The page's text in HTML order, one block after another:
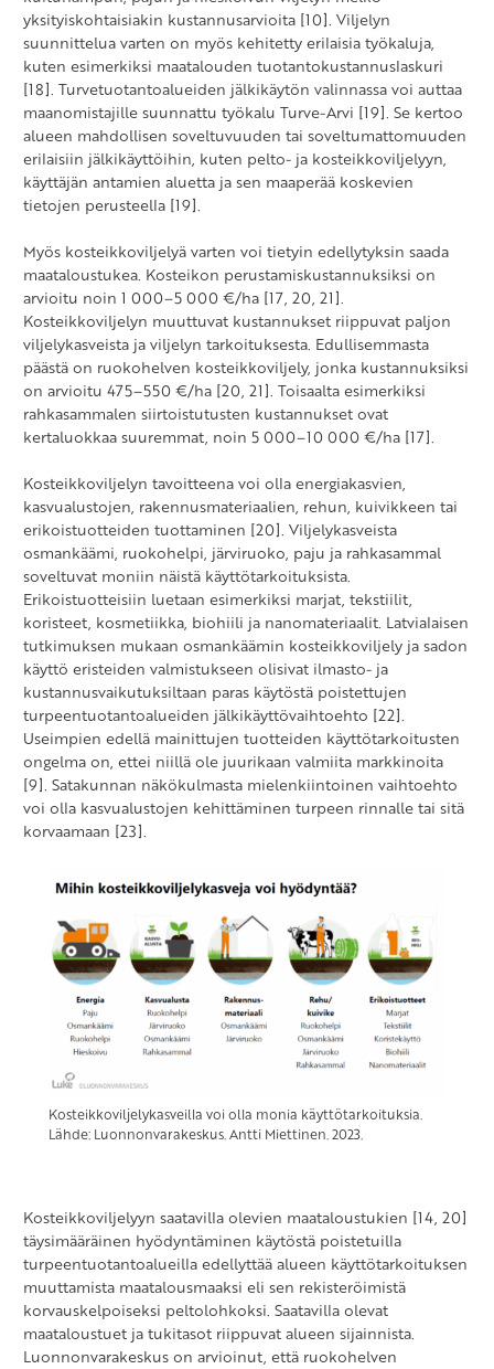
yksityiskohtaisiakin kustannusarvioita [10]. Viljelyn
suunnittelua varten on myös kehitetty erilaisia työkaluja,
kuten esimerkiksi maatalouden tuotantokustannuslaskuri
[18]. Turvetuotantoalueiden jälkikäytön valinnassa voi auttaa
maanomistajille suunnattu työkalu Turve-Arvi [19]. Se kertoo
alueen mahdollisen soveltuvuuden tai soveltumattomuuden
erilaisiin jälkikäyttöihin, kuten pelto- ja kosteikkoviljelyyn,
käyttäjän antamien aluetta ja sen maaperää koskevien
tietojen perusteella [19].
Myös kosteikkoviljelyä varten voi tietyin edellytyksin saada
maataloustukea. Kosteikon perustamiskustannuksiksi on
arvioitu noin 1 000–5 000 €/ha [17, 20, 21].
Kosteikkoviljelyn muuttuvat kustannukset riippuvat paljon
viljelykasveista ja viljelyn tarkoituksesta. Edullisemmasta
päästä on ruokohelven kosteikkoviljely, jonka kustannuksiksi
on arvioitu 475–550 €/ha [20, 21]. Toisaalta esimerkiksi
rahkasammalen siirtoistutusten kustannukset ovat
kertaluokkaa suuremmat, noin 5 000–10 000 €/ha [17].
Kosteikkoviljelyn tavoitteena voi olla energiakasvien,
kasvualustojen, rakennusmateriaalien, rehun, kuivikkeen tai
erikoistuotteiden tuottaminen [20]. Viljelykasveista
osmankäämi, ruokohelpi, järviruoko, paju ja rahkasammal
soveltuvat moniin näistä käyttötarkoituksista.
Erikoistuotteisiin luetaan esimerkiksi marjat, tekstiilit,
koristeet, kosmetiikka, biohiili ja nanomateriaalit. Latvialaisen
tutkimuksen mukaan osmankäämin kosteikkoviljely ja sadon
käyttö eristeiden valmistukseen olisivat ilmasto- ja
kustannusvaikutuksiltaan paras käytöstä poistettujen
turpeentuotantoalueiden jälkikäyttövaihtoehto [22].
Useimpien edellä mainittujen tuotteiden käyttötarkoitusten
ongelma on, ettei niillä ole juurikaan valmiita markkinoita
[9]. Satakunnan näkökulmasta mielenkiintoinen vaihtoehto
voi olla kasvualustojen kehittäminen turpeen rinnalle tai sitä
korvaamaan [23].
Kosteikkoviljelykasveilla voi olla monia käyttötarkoituksia.
Lähde: Luonnonvarakeskus. Antti Miettinen. 2023.
Kosteikkoviljelyyn saatavilla olevien maataloustukien [14, 20]
täysimääräinen hyödyntäminen käytöstä poistetuilla
turpeentuotantoalueilla edellyttää alueen käyttötarkoituksen
muuttamista maatalousmaaksi eli sen rekisteröimistä
korvauskelpoiseksi peltolohkoksi. Saatavilla olevat
maataloustuet ja tukitasot riippuvat alueen sijainnista.
Luonnonvarakeskus on arvioinut, että ruokohelven